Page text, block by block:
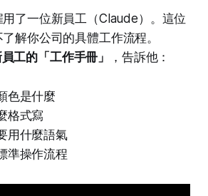
了一位新員工（Claude）。這位
解你公司的具體工作流程。
工的「工作手冊」
，告訴他：
色是什麼
格式寫
用什麼語氣
準操作流程